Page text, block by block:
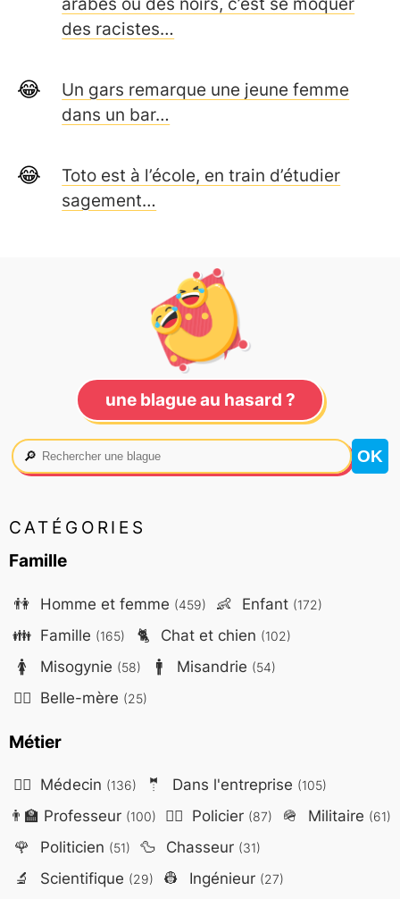
des racistes…
Un gars remarque une jeune femme
dans un bar…
Toto est à l’école, en train d’étudier
sagement…
une blague au hasard ?
🔎
CATÉGORIES
Famille
👫 Homme et femme (459) 👶 Enfant (172)
👪 Famille (165) 🐈 Chat et chien (102)
🚺 Misogynie (58) 🚹 Misandrie (54)
🤷‍♀️ Belle-mère (25)
Métier
👨‍⚕️ Médecin (136) 🤵 Dans l'entreprise (105)
👨‍🏫 Professeur (100) 👮‍♂️ Policier (87) 🪖 Militaire (61)
🌹 Politicien (51) 🦆 Chasseur (31)
🔬 Scientifique (29) 👷 Ingénieur (27)